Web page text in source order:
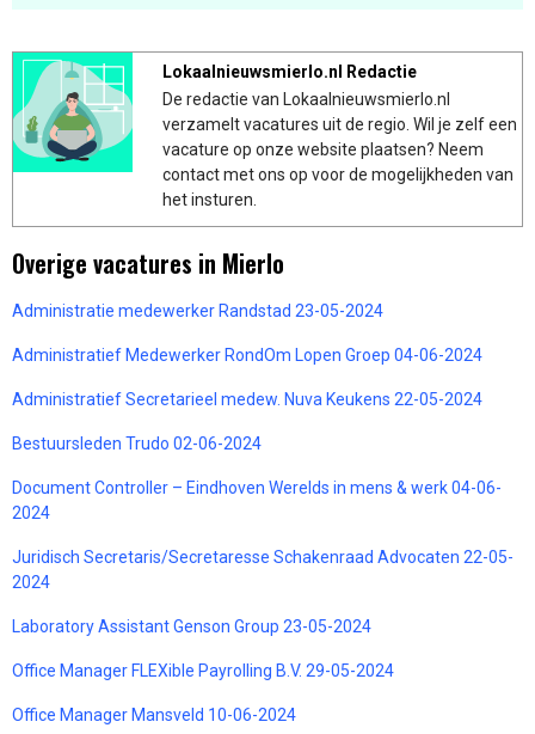
Lokaalnieuwsmierlo.nl Redactie
De redactie van Lokaalnieuwsmierlo.nl
verzamelt vacatures uit de regio. Wil je zelf een
vacature op onze website plaatsen? Neem
contact met ons op voor de mogelijkheden van
het insturen.
Overige vacatures in Mierlo
Administratie medewerker Randstad 23-05-2024
Administratief Medewerker RondOm Lopen Groep 04-06-2024
Administratief Secretarieel medew. Nuva Keukens 22-05-2024
Bestuursleden Trudo 02-06-2024
Document Controller – Eindhoven Werelds in mens & werk 04-06-
2024
Juridisch Secretaris/Secretaresse Schakenraad Advocaten 22-05-
2024
Laboratory Assistant Genson Group 23-05-2024
Office Manager FLEXible Payrolling B.V. 29-05-2024
Office Manager Mansveld 10-06-2024